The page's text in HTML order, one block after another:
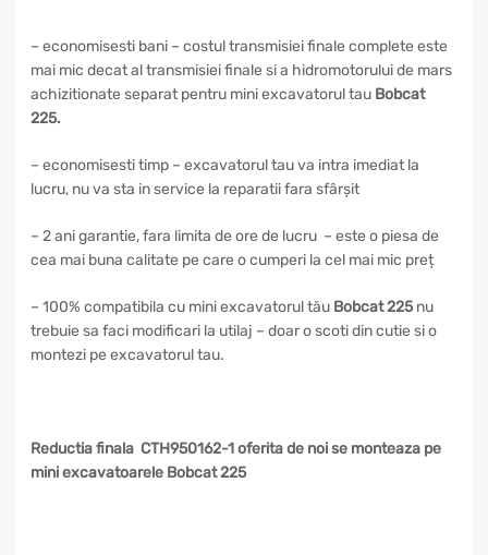
– economisesti bani – costul transmisiei finale complete este
mai mic decat al transmisiei finale si a hidromotorului de mars
achizitionate separat pentru mini excavatorul tau Bobcat
225.
– economisesti timp – excavatorul tau va intra imediat la
lucru, nu va sta in service la reparatii fara sfârșit
– 2 ani garantie, fara limita de ore de lucru – este o piesa de
cea mai buna calitate pe care o cumperi la cel mai mic preț
– 100% compatibila cu mini excavatorul tău Bobcat 225nu
trebuie sa faci modificari la utilaj – doar o scoti din cutie si o
montezi pe excavatorul tau.
Reductia finala CTH950162-1 oferita de noi se monteaza pe
mini excavatoarele Bobcat 225